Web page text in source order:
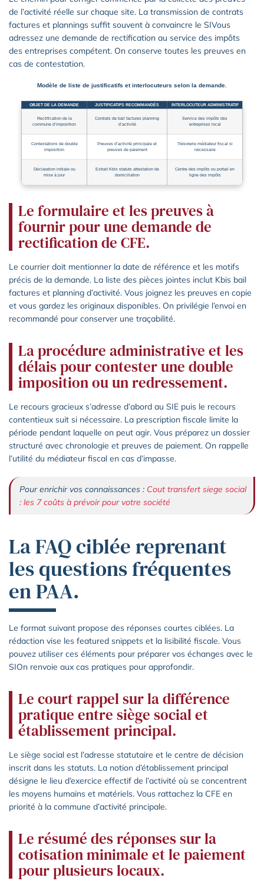
de l’activité réelle sur chaque site. La transmission de contrats
factures et plannings suffit souvent à convaincre le SIVous
adressez une demande de rectification au service des impôts
des entreprises compétent. On conserve toutes les preuves en
cas de contestation.
Modèle de liste de justificatifs et interlocuteurs selon la demande.
OBJET DE LA DEMANDE JUSTIFICATIFS RECOMMANDÉS INTERLOCUTEUR ADMINISTRATIF
Rectification de la
commune d’imposition
Contrats de bail factures planning
d’activité
Service des impôts des
entreprises local
Contestations de double
imposition
Preuves d’activité principale et
preuves de paiement
Trésorerie médiateur fiscal si
nécessaire
Déclaration initiale ou
mise à jour
Extrait Kbis statuts attestation de
domiciliation
Centre des impôts ou portail en
ligne des impôts
Le formulaire et les preuves à
fournir pour une demande de
rectification de CFE.
Le courrier doit mentionner la date de référence et les motifs
précis de la demande. La liste des pièces jointes inclut Kbis bail
factures et planning d’activité. Vous joignez les preuves en copie
et vous gardez les originaux disponibles. On privilégie l’envoi en
recommandé pour conserver une traçabilité.
La procédure administrative et les
délais pour contester une double
imposition ou un redressement.
Le recours gracieux s’adresse d’abord au SIE puis le recours
contentieux suit si nécessaire. La prescription fiscale limite la
période pendant laquelle on peut agir. Vous préparez un dossier
structuré avec chronologie et preuves de paiement. On rappelle
l’utilité du médiateur fiscal en cas d’impasse.
Pour enrichir vos connaissances : Cout transfert siege social
: les 7 coûts à prévoir pour votre société
La FAQ ciblée reprenant
les questions fréquentes
en PAA.
Le format suivant propose des réponses courtes ciblées. La
rédaction vise les featured snippets et la lisibilité fiscale. Vous
pouvez utiliser ces éléments pour préparer vos échanges avec le
SIOn renvoie aux cas pratiques pour approfondir.
Le court rappel sur la différence
pratique entre siège social et
établissement principal.
Le siège social est l’adresse statutaire et le centre de décision
inscrit dans les statuts. La notion d’établissement principal
désigne le lieu d’exercice effectif de l’activité où se concentrent
les moyens humains et matériels. Vous rattachez la CFE en
priorité à la commune d’activité principale.
Le résumé des réponses sur la
cotisation minimale et le paiement
pour plusieurs locaux.